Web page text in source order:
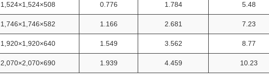
1,524×1,524×508 0.776 1.784 5.48
1,746×1,746×582 1.166 2.681 7.23
1,920×1,920×640 1.549 3.562 8.77
2,070×2,070×690 1.939 4.459 10.23